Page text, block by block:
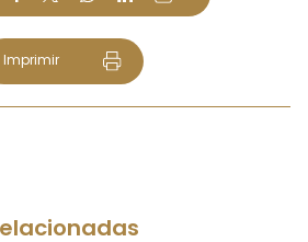
Imprimir